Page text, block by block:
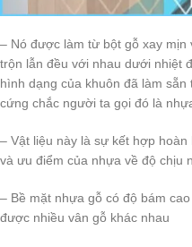
– Nó được làm từ bột gỗ xay
trộn lẫn đều với nhau dưới nhiệt
hình dạng của khuôn đã làm
cứng chắc người ta gọi đó là
– Vật liệu này là sự kết hợp
và ưu điểm của nhựa về độ chịu
– Bề mặt nhựa gỗ có độ bám
được nhiều vân gỗ khác nhau